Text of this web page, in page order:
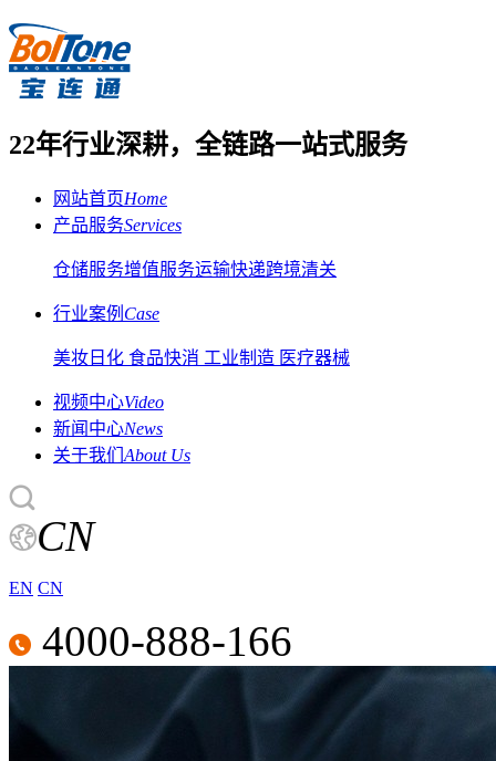
22年行业深耕，全链路一站式服务
网站首页Home
产品服务Services
仓储服务增值服务运输快递跨境清关
行业案例 Case
美妆日化 食品快消 工业制造 医疗器械
视频中心Video
新闻中心News
关于我们 About Us
CN
EN CN
4000-888-166